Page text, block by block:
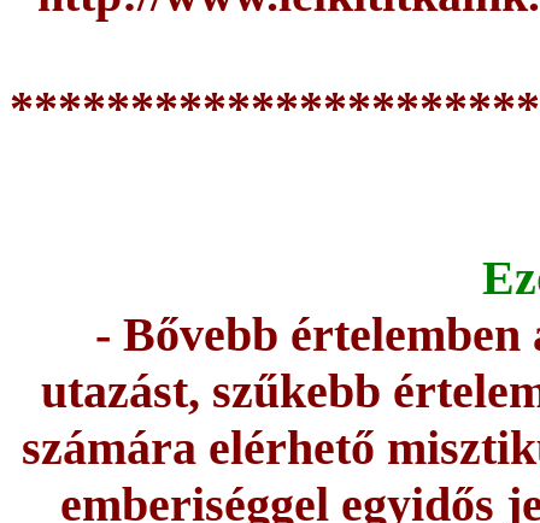
- Bővebb
utazást, szűkebb
számára elérhető
emberiséggel egyidős